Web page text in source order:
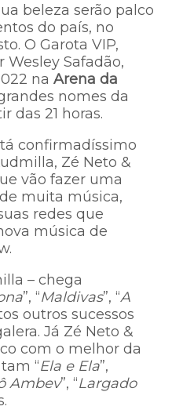
beleza serão palco
do país, no
O Garota VIP,
Safadão,
naArena da
nomes da
das 21 horas.
confirmadíssimo
Zé Neto &
vão fazer uma
muita música,
redes que
música de
– chega
”, “Maldivas”, “A
outros sucessos
Já Zé Neto &
com o melhor da
“Ela e Ela”,
Ambev”, “Largado